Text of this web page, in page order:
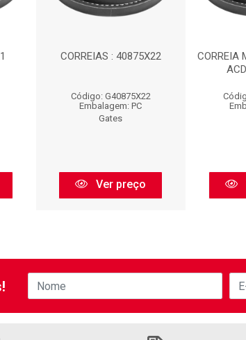
CORREIAS : 40875X22
Código: G40875X22
Embalagem: PC
Gates
Ver preço
CORREIA